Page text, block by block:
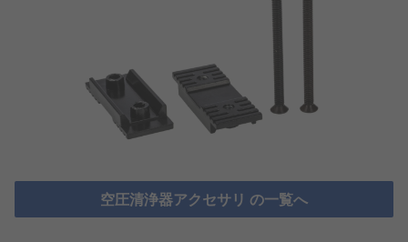
空圧清浄器アクセサリ の一覧へ